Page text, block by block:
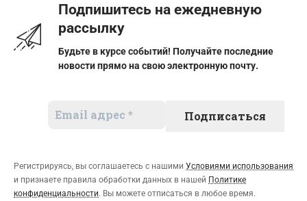
Подпишитесь на ежедневную
рассылку
Будьте в курсе событий! Получайте последние
новости прямо на свою электронную почту.
Регистрируясь, вы соглашаетесь с нашими Условиями использования
и признаете правила обработки данных в нашей Политике
конфиденциальности. Вы можете отписаться в любое время.